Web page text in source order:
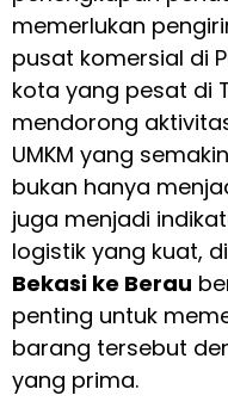
memerlukan
pusat komersial di
kota yang pesat di
mendorong
UMKM yang
bukan hanya
juga menjadi
logistik yang kuat,
Bekasi ke Berau
penting untuk
barang tersebut
yang prima.